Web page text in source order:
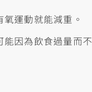
運動就能減重。
能因為飲食過量而不